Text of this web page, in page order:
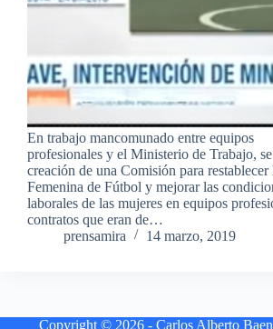
En trabajo mancomunado entre equipos
profesionales y el Ministerio de Trabajo,
creación de una Comisión para
Femenina de Fútbol y mejorar las
laborales de las mujeres en equipos
contratos que eran de…
prensamira
14 marzo, 2019
Copyright © 2026 - Carlos Alberto